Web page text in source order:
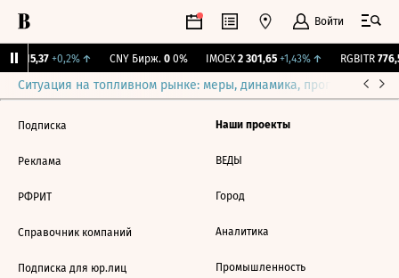
Войти
115,37 +0,2%↑ CNY Бирж. 0 0% IMOEX 2 301,65 +1,43%↑ RGBITR
Ситуация на топливном рынке: меры, динамика, прогнозы
Подписка
Реклама
РФРИТ
Справочник компаний
Подписка для юр.лиц
Наши проекты
ВЕДЫ
Город
Аналитика
Промышленность